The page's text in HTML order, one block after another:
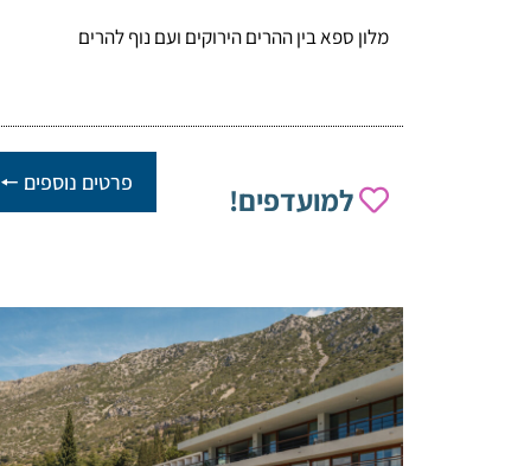
מלון ספא בין ההרים הירוקים ועם נוף להרים
למועדפים! פרטים נוספים 🠔